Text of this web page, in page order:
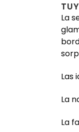
La
Las
La
La